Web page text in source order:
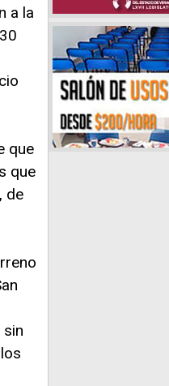
a la
que
que
de
sin